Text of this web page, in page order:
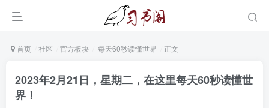
首页 社区 官方板块 每天60秒读懂世界 正文
2023年2月21日，星期二，在这里每天60秒读懂世
界！